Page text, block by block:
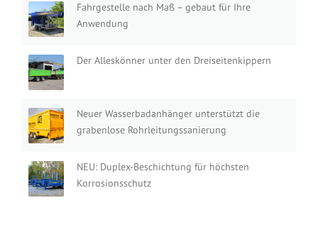
Fahrgestelle nach Maß – gebaut für Ihre
Anwendung
Der Alleskönner unter den Dreiseitenkippern
Neuer Wasserbadanhänger unterstützt die
grabenlose Rohrleitungssanierung
NEU: Duplex-Beschichtung für höchsten
Korrosionsschutz